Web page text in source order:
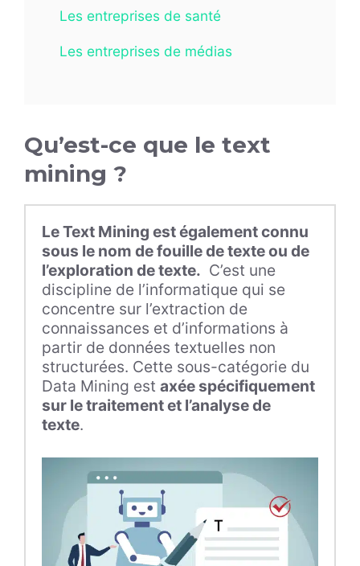
Les entreprises de santé
Les entreprises de médias
Qu’est-ce que le text
mining ?
Le Text Mining est également connu
sous le nom de fouille de texte ou de
l’exploration de texte. C’est une
discipline de l’informatique qui se
concentre sur l’extraction de
connaissances et d’informations à
partir de données textuelles non
structurées. Cette sous-catégorie du
Data Mining est axée spécifiquement
sur le traitement et l’analyse de
texte.